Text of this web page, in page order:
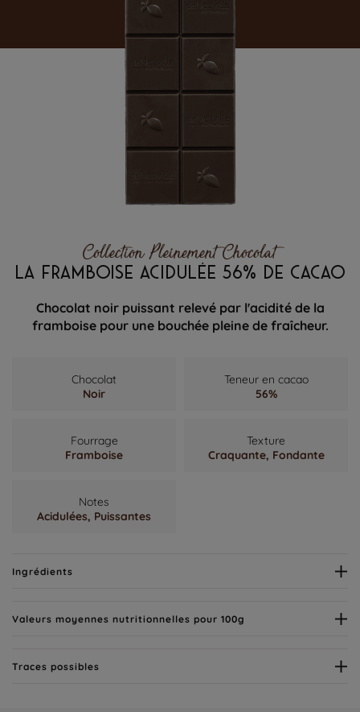
Collection Pleinement Chocolat
LA FRAMBOISE ACIDULÉE 56% DE CACAO
Chocolat noir puissant relevé par l'acidité de la
framboise pour une bouchée pleine de fraîcheur.
Chocolat
Noir
Teneur en cacao
56%
Fourrage
Framboise
Texture
Craquante, Fondante
Notes
Acidulées, Puissantes
Ingrédients
Valeurs moyennes nutritionnelles pour 100g
Traces possibles